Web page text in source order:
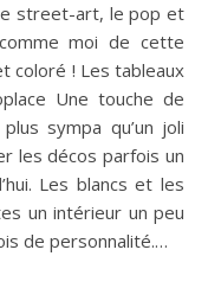
le street-art, le pop et
moi de cette
coloré ! Les tableaux
Une touche de
sympa qu’un joli
les décos parfois un
Les blancs et les
un intérieur un peu
de personnalité.…